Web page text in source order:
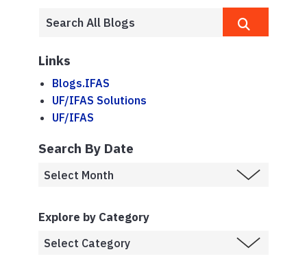
Links
Blogs.IFAS
UF/IFAS Solutions
UF/IFAS
Search By Date
Explore by Category